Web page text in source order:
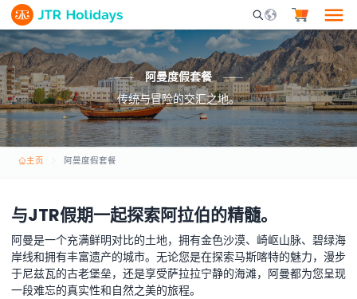
Mobile Search
阿曼度假套餐
传统与冒险的交汇之地。
主页 阿曼度假套餐
与JTR假期一起探索阿拉伯的精髓。
阿曼是一个充满鲜明对比的土地，拥有金色沙漠、崎岖山脉、碧绿海
岸线和拥有丰富遗产的城市。无论您是在探索马斯喀特的魅力，漫步
于尼兹瓦的古老堡垒，还是享受萨拉拉宁静的海滩，阿曼都为您呈现
一段难忘的真实性和自然之美的旅程。